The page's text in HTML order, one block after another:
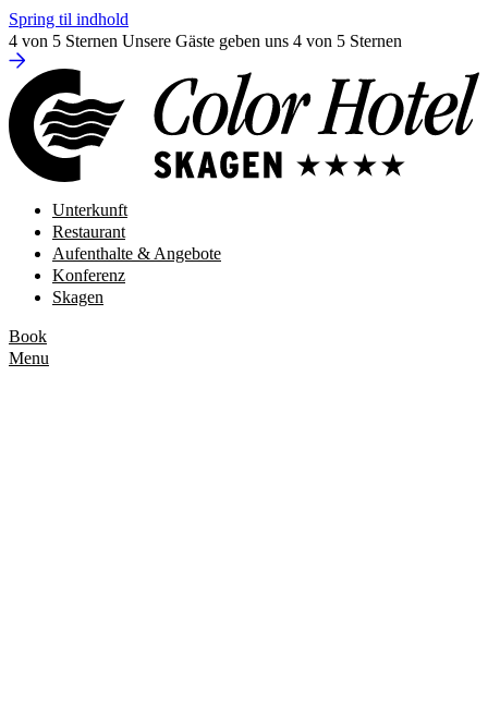
Spring til indhold
4 von 5 Sternen Unsere Gäste geben uns 4 von 5 Sternen
Unterkunft
Restaurant
Aufenthalte & Angebote
Konferenz
Skagen
Book
Menu